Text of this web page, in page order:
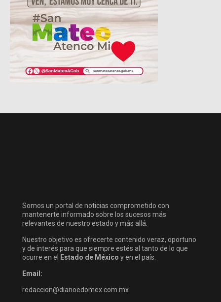
Somos un portal de noticias comprometido con
mantenerte informado sobre los sucesos más
relevantes de nuestro estado y más allá.
Nuestro objetivo es ofrecerte contenido veraz, oportuno
y de interés para que siempre estés al tanto de lo que
ocurre en el
Estado de México y en el país.
Email:
redaccion@diarioedomex.com.mx